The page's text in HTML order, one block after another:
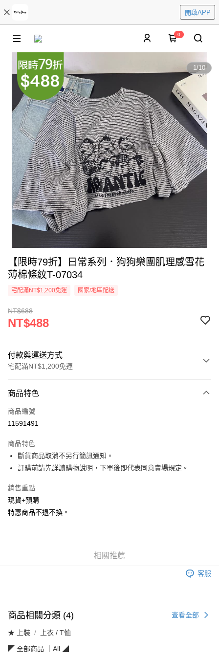
開啟APP
0
1/10
【限時79折】日常系列．狗狗樂團肌理感雪花
薄棉條紋T-07034
宅配滿NT$1,200免運 國家/地區配送
NT$688
NT$488
付款與運送方式
宅配滿NT$1,200免運
信用卡一次付款
超商取貨付款
Apple Pay
街口支付
悠遊付
Google Pay
AFTEE先享後付是「在收到商品之後才付款」的支付方式。 讓您購物簡單
３．安心：先確認商品／服務後，再付款。
【「AFTEE先享後付」結帳流程】
１．於結帳方式選擇「AFTEE先享後付」後，將跳轉至「AFTEE先享後付」
結帳頁面，進行簡訊認證並確認金額後，即可完成結帳。
全家取貨付款
付款後全家取貨
商品特色
商品編號
11591491
商品特色
斷貨商品取消不另行簡訊通知。
訂購前請先詳讀購物說明，下單後即代表同意賣場規定。
銷售重點
現貨+預購
特惠商品不退不換。
相關推薦
客服
商品相關分類 (4) 查看全部
★ 上裝 上衣 / T恤
◤ 全部商品 ｜All ◢